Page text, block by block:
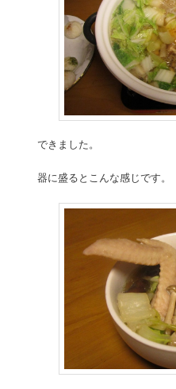
できました。
器に盛るとこんな感じです。